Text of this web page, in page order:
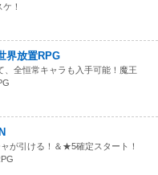
！
界放置RPG
、全恒常キャラも入手可能！魔王
が引ける！＆★5確定スタート！